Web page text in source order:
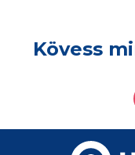
Kövess